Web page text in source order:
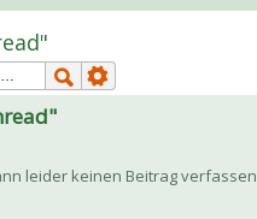
leider keinen Beitrag verfassen